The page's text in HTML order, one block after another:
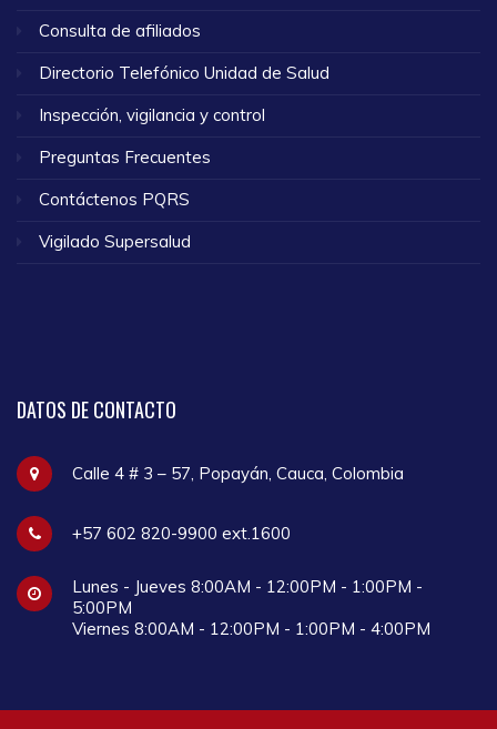
Consulta de afiliados
Directorio Telefónico Unidad de Salud
Inspección, vigilancia y control
Preguntas Frecuentes
Contáctenos PQRS
Vigilado Supersalud
DATOS DE CONTACTO
Calle 4 # 3 – 57, Popayán, Cauca, Colombia
+57 602 820-9900 ext.1600
Lunes - Jueves 8:00AM - 12:00PM - 1:00PM -
5:00PM
Viernes 8:00AM - 12:00PM - 1:00PM - 4:00PM